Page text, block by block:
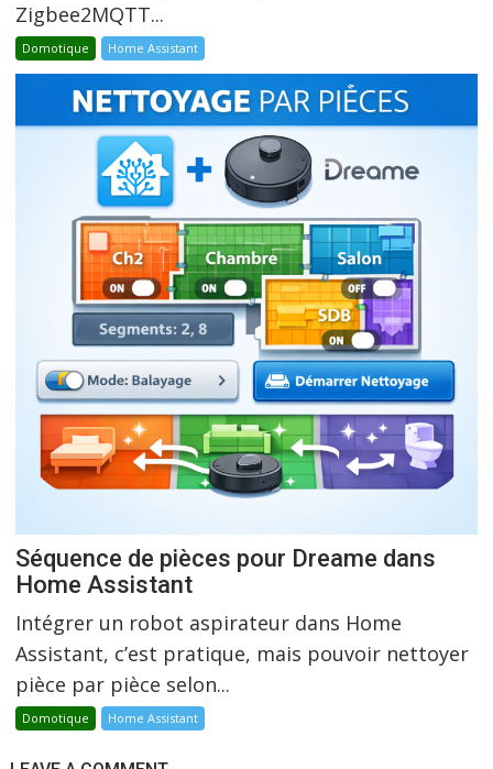
Zigbee2MQTT...
Domotique Home Assistant
Séquence de pièces pour Dreame dans
Home Assistant
Intégrer un robot aspirateur dans Home
Assistant, c’est pratique, mais pouvoir nettoyer
pièce par pièce selon...
Domotique Home Assistant